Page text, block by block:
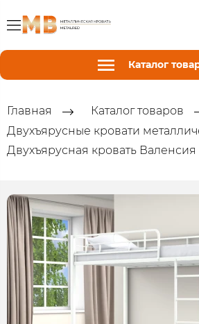
Каталог
Главная
Каталог товаров
Двухъярусные кровати
Двухъярусная кровать Валенсия